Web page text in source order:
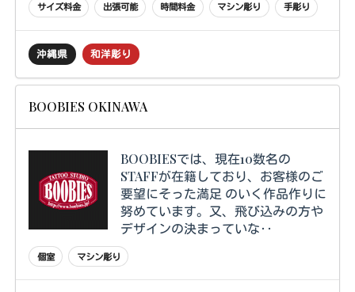
サイズ料金 出張可能 時間料金 マシン彫り 手彫り
沖縄県 和洋彫り
BOOBIES OKINAWA
BOOBIESでは、現在10数名の
STAFFが在籍しており、お客様のご
要望にそった満足 のいく作品作りに
努めています。又、飛び込みの方や
デザインの決まっていな‥
個室 マシン彫り